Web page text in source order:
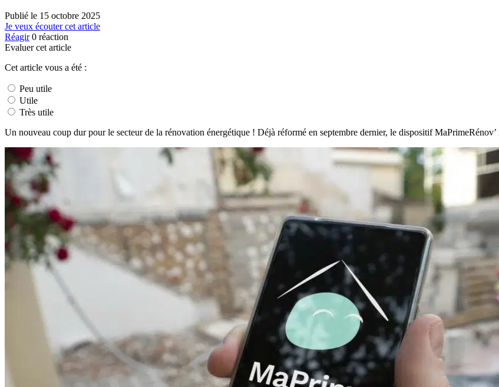
Publié le 15 octobre 2025
Je veux écouter cet article
Réagir 0 réaction
Evaluer cet article
Cet article vous a été :
Peu utile
Utile
Très utile
Un nouveau coup dur pour le secteur de la rénovation énergétique ! Déjà réformé en septembre dernier, le dispositif